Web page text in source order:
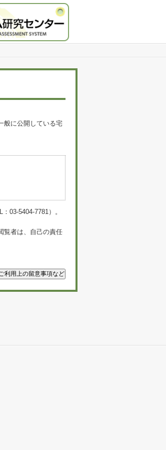
般に公開している宅
03-5404-7781）。
覧者は、自己の責任